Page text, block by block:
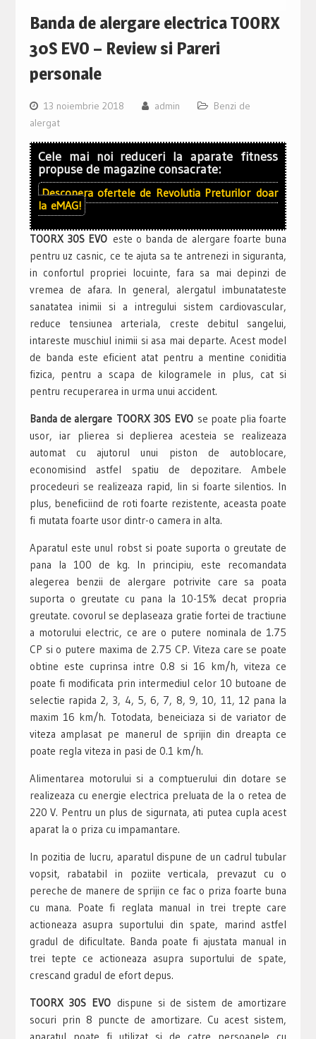
Banda de alergare electrica TOORX
30S EVO – Review si Pareri
personale
13 noiembrie 2018 admin
Benzi de
alergat
Cele mai noi reduceri la aparate fitness
propuse de magazine consacrate:
Descopera ofertele de Revolutia Preturilor doar
la eMAG!
TOORX 30S EVO este o banda de alergare foarte buna
pentru uz casnic, ce te ajuta sa te antrenezi in siguranta,
in confortul propriei locuinte, fara sa mai depinzi de
vremea de afara. In general, alergatul imbunatateste
sanatatea inimii si a intregului sistem cardiovascular,
reduce tensiunea arteriala, creste debitul sangelui,
intareste muschiul inimii si asa mai departe. Acest model
de banda este eficient atat pentru a mentine coniditia
fizica, pentru a scapa de kilogramele in plus, cat si
pentru recuperarea in urma unui accident.
Banda de alergare TOORX 30S EVO se poate plia foarte
usor, iar plierea si deplierea acesteia se realizeaza
automat cu ajutorul unui piston de autoblocare,
economisind astfel spatiu de depozitare. Ambele
procedeuri se realizeaza rapid, lin si foarte silentios. In
plus, beneficiind de roti foarte rezistente, aceasta poate
fi mutata foarte usor dintr-o camera in alta.
Aparatul este unul robst si poate suporta o greutate de
pana la 100 de kg. In principiu, este recomandata
alegerea benzii de alergare potrivite care sa poata
suporta o greutate cu pana la 10-15% decat propria
greutate. covorul se deplaseaza gratie fortei de tractiune
a motorului electric, ce are o putere nominala de 1.75
CP si o putere maxima de 2.75 CP. Viteza care se poate
obtine este cuprinsa intre 0.8 si 16 km/h, viteza ce
poate fi modificata prin intermediul celor 10 butoane de
selectie rapida 2, 3, 4, 5, 6, 7, 8, 9, 10, 11, 12 pana la
maxim 16 km/h. Totodata, beneiciaza si de variator de
viteza amplasat pe manerul de sprijin din dreapta ce
poate regla viteza in pasi de 0.1 km/h.
Alimentarea motorului si a comptuerului din dotare se
realizeaza cu energie electrica preluata de la o retea de
220 V. Pentru un plus de sigurnata, ati putea cupla acest
aparat la o priza cu impamantare.
In pozitia de lucru, aparatul dispune de un cadrul tubular
vopsit, rabatabil in poziite verticala, prevazut cu o
pereche de manere de sprijin ce fac o priza foarte buna
cu mana. Poate fi reglata manual in trei trepte care
actioneaza asupra suportului din spate, marind astfel
gradul de dificultate. Banda poate fi ajustata manual in
trei tepte ce actioneaza asupra suportului de spate,
crescand gradul de efort depus.
TOORX 30S EVOdispune si de sistem de amortizare
socuri prin 8 puncte de amortizare. Cu acest sistem,
aparatul poate fi utilizat si de catre persoanele cu